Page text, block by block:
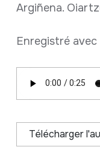
Argiñena.
Enregistré
Télécharger